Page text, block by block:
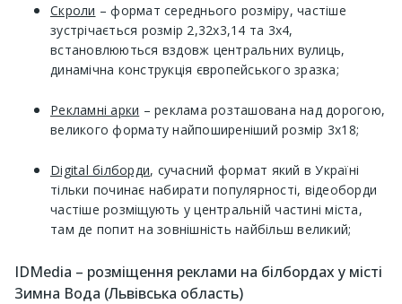
Скроли – формат середнього розміру, частіше
зустрічається розмір 2,32х3,14 та 3х4,
встановлюються вздовж центральних вулиць,
динамічна конструкція європейського зразка;
Рекламні арки – реклама розташована над дорогою,
великого формату найпоширеніший розмір 3х18;
Digital білборди, сучасний формат який в Україні
тільки починає набирати популярності, відеоборди
частіше розміщують у центральній частині міста,
там де попит на зовнішність найбільш великий;
IDMedia – розміщення реклами на білбордах у місті
Зимна Вода (Львівська область)